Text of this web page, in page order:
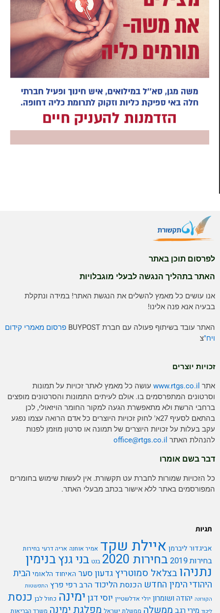
לפרסום תוכן באתר
האתר בתהליך הנגשה לבעלי מוגבלויות
אנו עושים כל מאמץ להשלים את הנגשת האתר! במידה ונתקלת
בבעיה אנא פנה אלינו!
האתר עובד בשיתוף פעולה עם חברת BUYPOST
פרסום מאמרי קידום
ויח"צ
זכויות יוצרים
אתרwww.rtgs.co.ilעושה כל מאמץ לאתר זכויות על תמונות
וסרטונים המתפרסמים בו. אולם לעיתים התמונות והסרטונים מופצים
ברחבי הרשת ולא מתאפשרת הגעה למקור החומר הויזאולי, לכן
בהתאם לסעיף 27א' לחוק זכויות היוצרים כל אדם הרואה עצמו נפגע
עקב בעלות על זכויות היוצרים של תמונה או סרטון מוזמן לפנות
להנהלת האתר
office@rtgs.co.il
דבר בשם אומרו
כל הזכויות שמורות לחברת עט תקשורת. אין לעשות שימוש בחומרים
המפורסמים באתר ללא אישור בכתב מבעלי האתר.
תגיות
אביגדור ליברמןאיילת שקד אמיר אוחנה אריה דרעי בחירות
בחירות 2019 בחירות 2020 בנט בני גנץבנימין
נתניהו בצלאל סמוטריץגדעון סערהאיחוד הלאומיהבית
היהודיהימין החדש הכנסתהליכודהרב רפי פרץ התפשטות
הקורונה יהודה ושומרון יולי אדלשטיין יוסי דגןימינה כחול לבן כנסת
ליכוד מירי רגבממשלה ממשלת ישראל מפלגת ימינה משרד הבריאות